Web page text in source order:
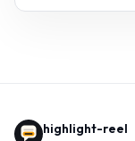
highlight-reel